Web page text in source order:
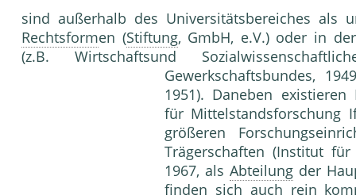
sind außerhalb des Universitätsbereiches als
Rechtsformen (Stiftung, GmbH, e.V.) oder in
(z.B. Wirtschaftsund
Gewerkschaftsbundes,
1951). Daneben existieren
für Mittelstandsforschung
größeren
Trägerschaften (Institut
1967, als Abteilung der
finden sich auch rein